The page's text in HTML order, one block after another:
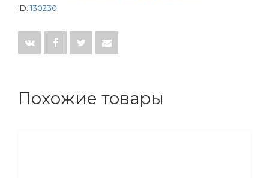
ID: 130230
Похожие товары